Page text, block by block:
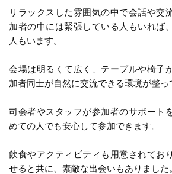
リラックスした雰囲気の中で会話や交
加者の中には緊張している人もいれば
人もいます。
会場は明るくて広く、テーブルや椅子
加者同士が自然に交流できる環境が整っ
司会者やスタッフが参加者のサポート
めての人でも安心して参加できます。
飲食やアクティビティも用意されてお
せると共に、素敵な出会いもありました